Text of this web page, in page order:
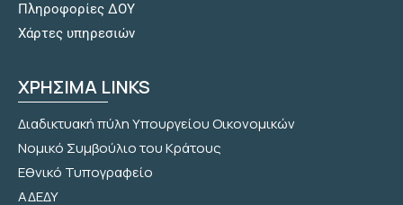
Πληροφορίες ΔΟΥ
Χάρτες υπηρεσιών
ΧΡΗΣΙΜΑ LINKS
Διαδικτυακή πύλη Υπουργείου Οικονομικών
Νομικό Συμβούλιο του Κράτους
Εθνικό Τυπογραφείο
ΑΔΕΔΥ